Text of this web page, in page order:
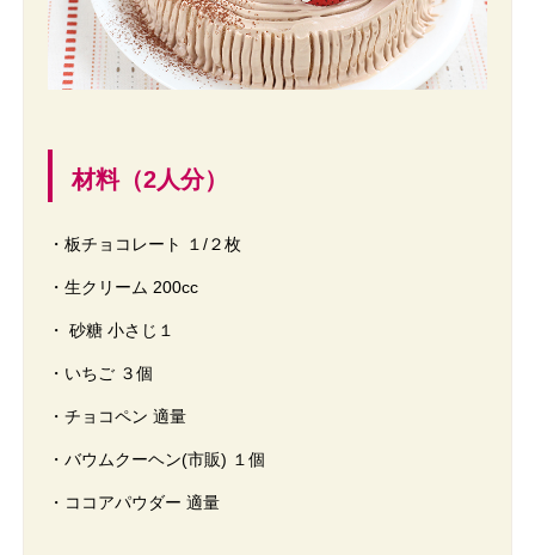
材料（2人分）
・板チョコレート １/２枚
・生クリーム 200cc
・ 砂糖 小さじ１
・いちご ３個
・チョコペン 適量
・バウムクーヘン(市販) １個
・ココアパウダー 適量